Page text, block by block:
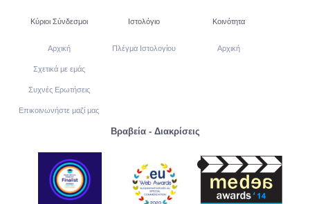
Κύριοι Σύνδεσμοι
Αρχική
Σχετικά με εμάς
Συχνές Ερωτήσεις
Επικοινωνήστε μαζί μας
Ιστολόγιο
Πλέγμα Ιστολογίου
Κοινότητα
Αρχική
Βραβεία - Διακρίσεις